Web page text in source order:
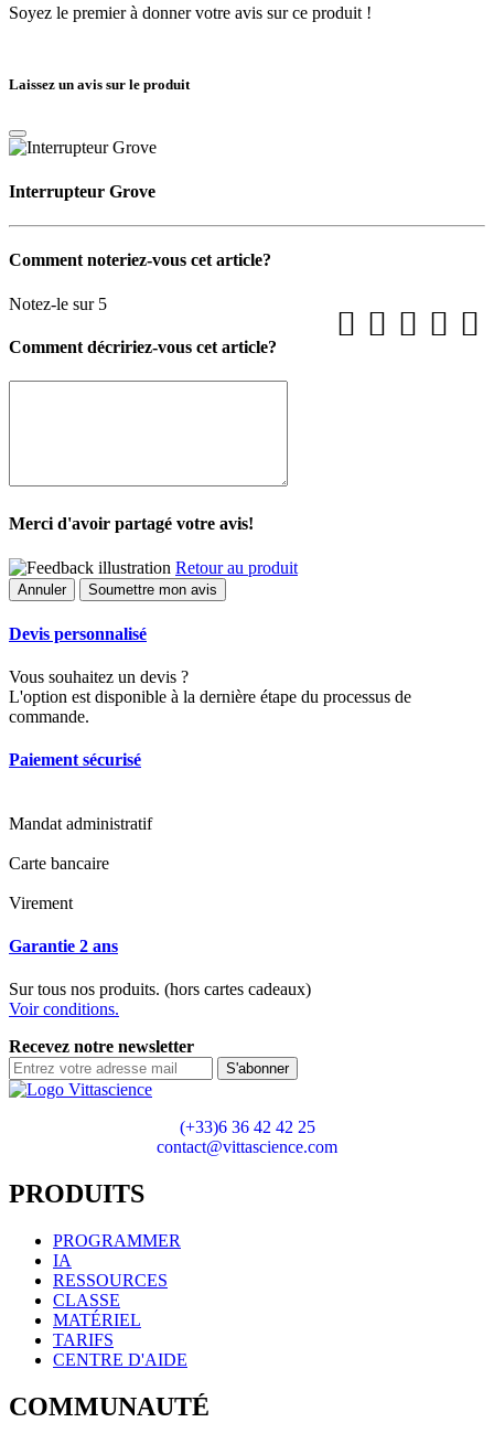
Soyez le premier à donner votre avis sur ce produit !
Laissez un avis sur le produit
Interrupteur Grove
Comment noteriez-vous cet article?
Notez-le sur 5
Comment décririez-vous cet article?
Merci d'avoir partagé votre avis!
Retour au produit
Annuler Soumettre mon avis
Devis personnalisé
Vous souhaitez un devis ?
L'option est disponible à la dernière étape du processus de
commande.
Paiement sécurisé
Mandat administratif
Carte bancaire
Virement
Garantie 2 ans
Sur tous nos produits. (hors cartes cadeaux)
Voir conditions.
Recevez notre newsletter
S'abonner
(+33)6 36 42 42 25
contact@vittascience.com
PRODUITS
PROGRAMMER
IA
RESSOURCES
CLASSE
MATÉRIEL
TARIFS
CENTRE D'AIDE
COMMUNAUTÉ